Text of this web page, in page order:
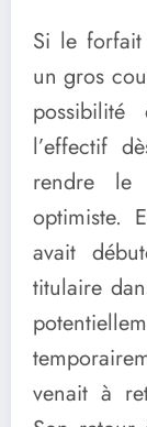
Si le
un gros
l’effectif
rendre le
optimiste.
avait
titulaire
venait à